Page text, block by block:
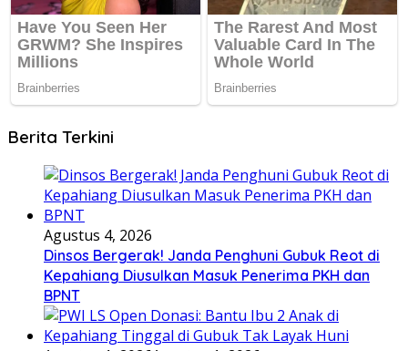
Berita Terkini
Agustus 4, 2026
Dinsos Bergerak! Janda Penghuni Gubuk Reot di
Kepahiang Diusulkan Masuk Penerima PKH dan
BPNT